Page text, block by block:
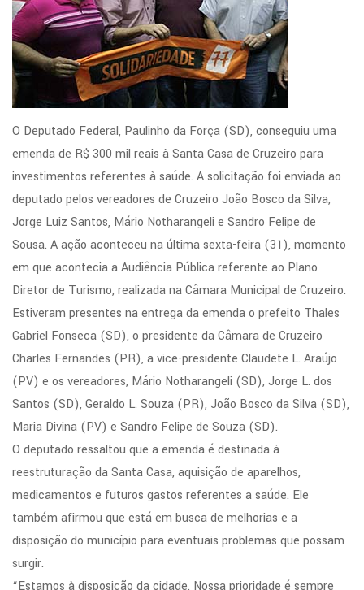
O Deputado Federal, Paulinho da Força (SD), conseguiu uma
emenda de R$ 300 mil reais à Santa Casa de Cruzeiro para
investimentos referentes à saúde. A solicitação foi enviada ao
deputado pelos vereadores de Cruzeiro João Bosco da Silva,
Jorge Luiz Santos, Mário Notharangeli e Sandro Felipe de
Sousa. A ação aconteceu na última sexta-feira (31), momento
em que acontecia a Audiência Pública referente ao Plano
Diretor de Turismo, realizada na Câmara Municipal de Cruzeiro.
Estiveram presentes na entrega da emenda o prefeito Thales
Gabriel Fonseca (SD), o presidente da Câmara de Cruzeiro
Charles Fernandes (PR), a vice-presidente Claudete L. Araújo
(PV) e os vereadores, Mário Notharangeli (SD), Jorge L. dos
Santos (SD), Geraldo L. Souza (PR), João Bosco da Silva (SD),
Maria Divina (PV) e Sandro Felipe de Souza (SD).
O deputado ressaltou que a emenda é destinada à
reestruturação da Santa Casa, aquisição de aparelhos,
medicamentos e futuros gastos referentes a saúde. Ele
também afirmou que está em busca de melhorias e a
disposição do município para eventuais problemas que possam
surgir.
“Estamos à disposição da cidade. Nossa prioridade é sempre